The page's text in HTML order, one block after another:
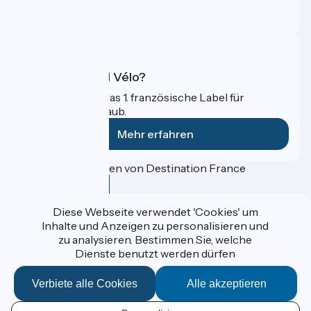
Was ist Accueil Vélo?
Accueil Vélo ist das 1. französische Label für
Radfahrer im Urlaub.
Mehr erfahren
Gefördert im Rahmen von Destination France
Données personnelles
Espace Presse
Mentions légales
Réalisation :StudioJuilletetFrance Vélo Tourisme
Diese Webseite verwendet 'Cookies' um
Inhalte und Anzeigen zu personalisieren und
zu analysieren. Bestimmen Sie, welche
Dienste benutzt werden dürfen
Alle akzeptieren
Verbiete alle Cookies